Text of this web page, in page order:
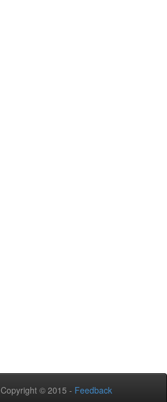
Copyright © 2015 - Feedback